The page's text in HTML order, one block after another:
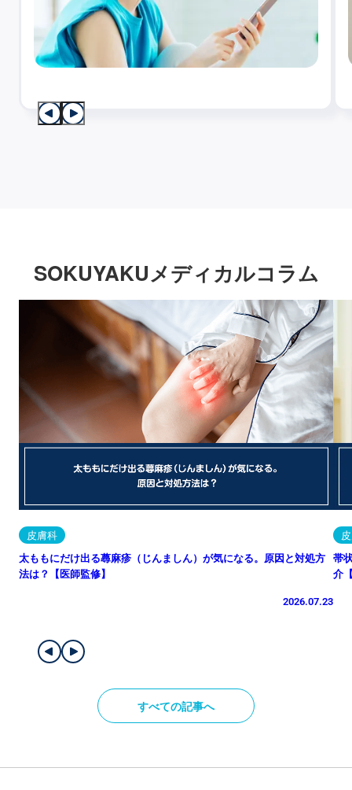
SOKUYAKUメディカルコラム
皮膚科
太ももにだけ出る蕁麻疹（じんましん）が気になる。原因と対処方
法は？【医師監修】
2026.07.23
帯
介
すべての記事へ